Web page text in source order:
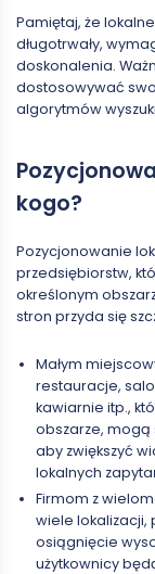
Pamiętaj, że
długotrwały,
doskonalenia.
dostosowywać
algorytmów
kogo?
Pozycjonowanie
przedsiębiorstw,
określonym
stron przyda się
Małym
restauracje,
kawiarnie itp.,
obszarze, mogą
aby zwiększyć
lokalnych
Firmom z
wiele lokalizacji,
osiągnięcie
użytkownicy